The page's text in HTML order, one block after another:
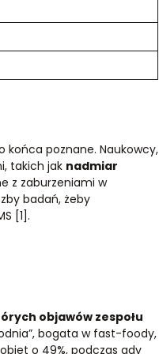
końca poznane. Naukowcy,
takich jak nadmiar
z zaburzeniami w
badań, żeby
[1].
objawów zespołu
bogata w fast-foody,
o 49%, podczas gdy